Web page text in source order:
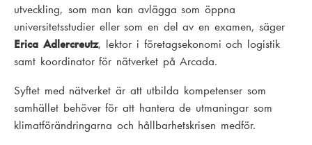
utveckling, som man kan avlägga som öppna
universitetsstudier eller som en del av en examen, säger
Erica Adlercreutz, lektor i företagsekonomi och logistik
samt koordinator för nätverket på Arcada.
Syftet med nätverket är att utbilda kompetenser som
samhället behöver för att hantera de utmaningar som
klimatförändringarna och hållbarhetskrisen medför.